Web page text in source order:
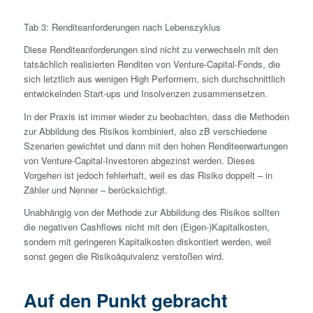
Tab 3: Renditeanforderungen nach Lebenszyklus
Diese Renditeanforderungen sind nicht zu verwechseln mit den
tatsächlich realisierten Renditen von Venture-Capital-Fonds, die
sich letztlich aus wenigen High Performern, sich durchschnittlich
entwickelnden Start-ups und Insolvenzen zusammensetzen.
In der Praxis ist immer wieder zu beobachten, dass die Methoden
zur Abbildung des Risikos kombiniert, also zB verschiedene
Szenarien gewichtet und dann mit den hohen Renditeerw­artungen
von Venture-Capital-Investoren abgezinst werden. Dieses
Vorgehen ist jedoch fehlerhaft, weil es das Risiko doppelt – in
Zähler und Nenner – berücksichtigt.
Unabhängig von der Methode zur Abbildung des Risikos sollten
die negativen Cashflows nicht mit den (Eigen-)Kapital­kosten,
sondern mit geringeren Kapital­kosten diskontiert werden, weil
sonst gegen die Risikoäquivalenz verstoßen wird.
Auf den Punkt gebracht